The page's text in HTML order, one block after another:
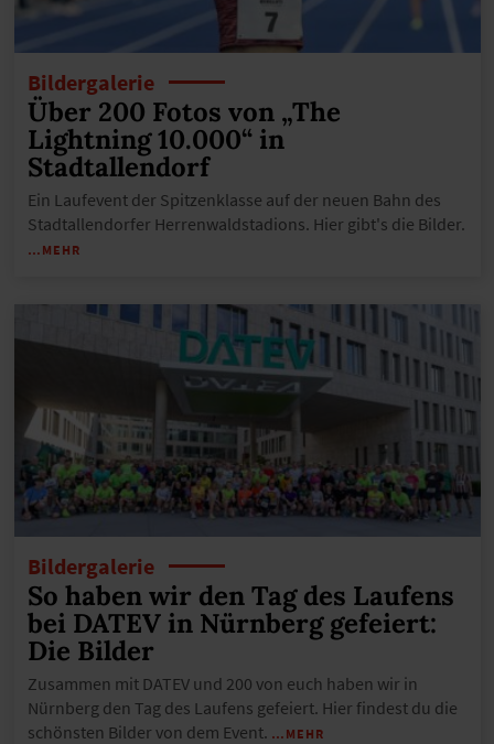
Bildergalerie
Über 200 Fotos von „The
Lightning 10.000“ in
Stadtallendorf
Ein Laufevent der Spitzenklasse auf der neuen Bahn des
Stadtallendorfer Herrenwaldstadions. Hier gibt's die Bilder.
…MEHR
Bildergalerie
So haben wir den Tag des Laufens
bei DATEV in Nürnberg gefeiert:
Die Bilder
Zusammen mit DATEV und 200 von euch haben wir in
Nürnberg den Tag des Laufens gefeiert. Hier findest du die
schönsten Bilder von dem Event. …MEHR